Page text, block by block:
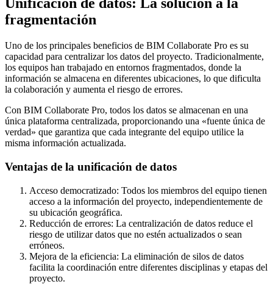
Unificación de datos: La solución a la
fragmentación
Uno de los principales beneficios de BIM Collaborate Pro es su
capacidad para centralizar los datos del proyecto. Tradicionalmente,
los equipos han trabajado en entornos fragmentados, donde la
información se almacena en diferentes ubicaciones, lo que dificulta
la colaboración y aumenta el riesgo de errores.
Con BIM Collaborate Pro, todos los datos se almacenan en una
única plataforma centralizada, proporcionando una «fuente única de
verdad» que garantiza que cada integrante del equipo utilice la
misma información actualizada.
Ventajas de la unificación de datos
Acceso democratizado: Todos los miembros del equipo tienen
acceso a la información del proyecto, independientemente de
su ubicación geográfica.
Reducción de errores: La centralización de datos reduce el
riesgo de utilizar datos que no estén actualizados o sean
erróneos.
Mejora de la eficiencia: La eliminación de silos de datos
facilita la coordinación entre diferentes disciplinas y etapas del
proyecto.